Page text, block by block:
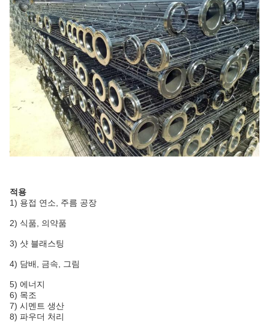
적용
1) 용접 연소, 주름 공장
2) 식품, 의약품
3) 샷 블래스팅
4) 담배, 금속, 그림
5) 에너지
6) 목조
7) 시멘트 생산
8) 파우더 처리